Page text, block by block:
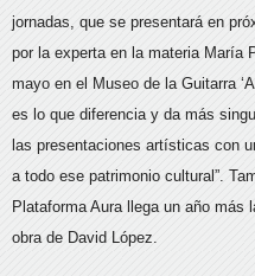
jornadas, que se presentará en
por la experta en la materia María
mayo en el Museo de la Guitarra
es lo que diferencia y da más
las presentaciones artísticas con
a todo ese patrimonio cultural”.
Plataforma Aura llega un año más
obra de David López.